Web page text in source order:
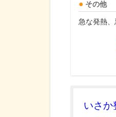
その他
急な発熱
いさか